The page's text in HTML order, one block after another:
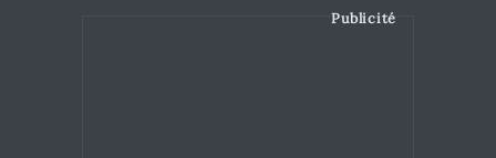
Publicité